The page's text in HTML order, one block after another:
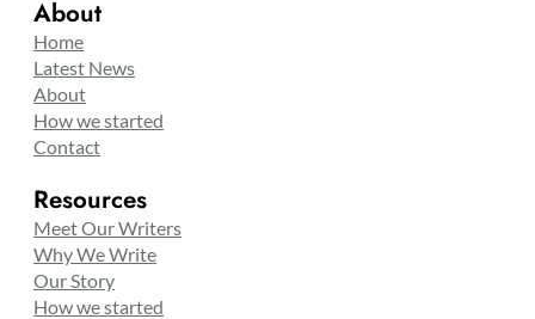
About
Home
Latest News
About
How we started
Contact
Resources
Meet Our Writers
Why We Write
Our Story
How we started